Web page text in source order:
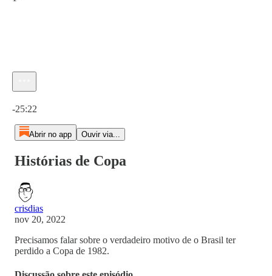
-25:22
Abrir no app Ouvir via...
Histórias de Copa
crisdias
nov 20, 2022
Precisamos falar sobre o verdadeiro motivo de o Brasil ter
perdido a Copa de 1982.